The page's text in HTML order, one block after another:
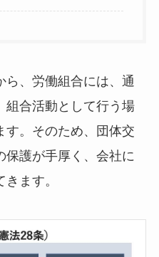
ら、労働組合には、通
組合活動として行う場
す。そのため、団体交
保護が手厚く、会社に
ます。